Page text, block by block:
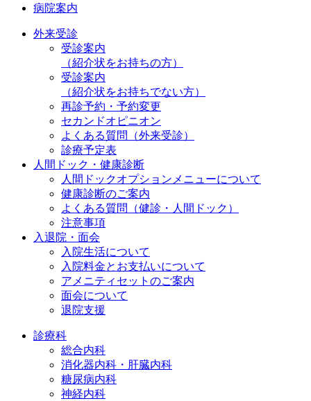
病院案内
外来受診
受診案内
（紹介状をお持ちの方）
受診案内
（紹介状をお持ちでない方）
再診予約・予約変更
セカンドオピニオン
よくある質問（外来受診）
診療予定表
人間ドック・健康診断
人間ドックオプションメニューについて
健康診断のご案内
よくある質問（健診・人間ドック）
注意事項
入退院・面会
入院生活について
入院料金とお支払いについて
アメニティセットのご案内
面会について
退院支援
診療科
総合内科
消化器内科・肝臓内科
糖尿病内科
神経内科